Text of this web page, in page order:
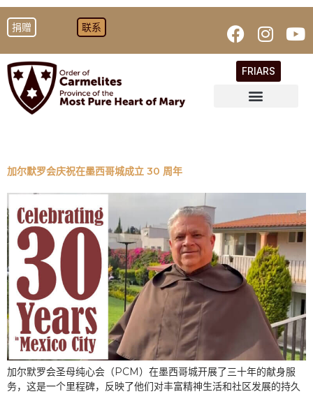
捐赠 联系
FRIARS
加尔默罗会庆祝在墨西哥城成立 30 周年
加尔默罗会圣母纯心会（PCM）在墨西哥城开展了三十年的献身服
务，这是一个里程碑，反映了他们对丰富精神生活和社区发展的持久